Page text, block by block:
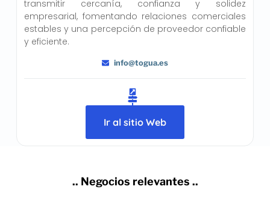
transmitir cercanía, confianza y solidez
empresarial, fomentando relaciones comerciales
estables y una percepción de proveedor confiable
y eficiente.
info@togua.es
Ir al sitio Web
.. Negocios relevantes ..